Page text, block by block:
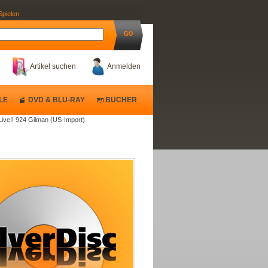
Anmelden
Artikel suchen
924 Gilman (US-Import)
DVD & BLU-RAY BÜCHER